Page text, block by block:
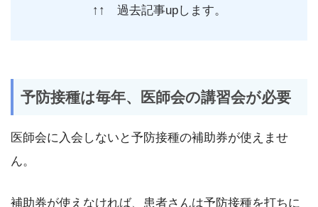
↑↑ 過去記事upします。
予防接種は毎年、医師会の講習会が必要
医師会に入会しないと予防接種の補助券が使えませ
ん。
補助券が使えなければ、患者さんは予防接種を打ちに